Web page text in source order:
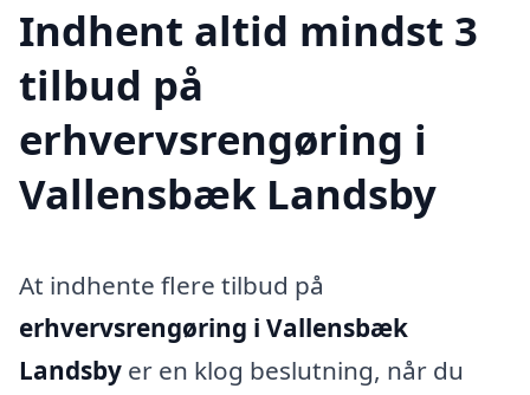
Indhent altid mindst 3
tilbud på
erhvervsrengøring i
Vallensbæk Landsby
At indhente flere tilbud på
erhvervsrengøring i Vallensbæk
Landsby er en klog beslutning, når du